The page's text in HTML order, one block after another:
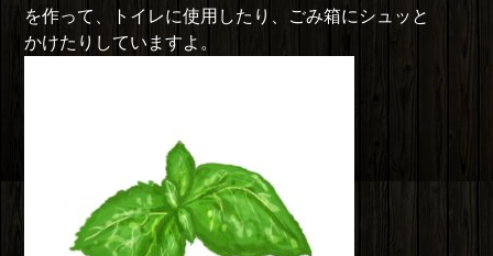
を作って、トイレに使用したり、ごみ箱にシュッと
かけたりしていますよ。